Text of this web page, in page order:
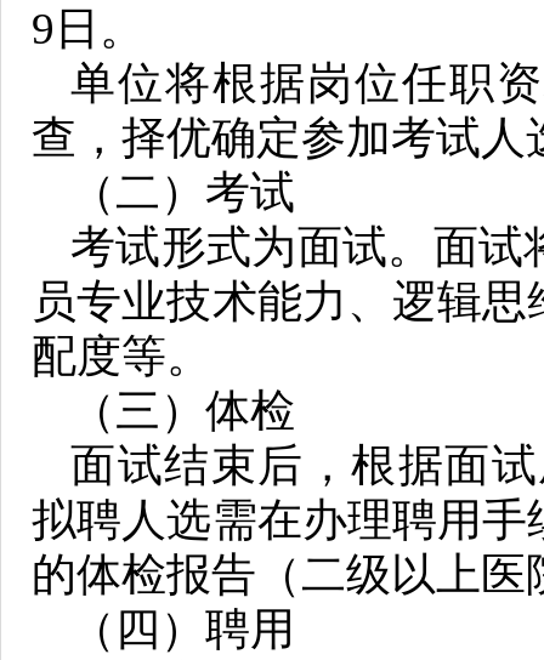
9日。
单位将根据岗位任职
查，择优确定参加考试人
（二）考试
考试形式为面试。面
员专业技术能力、逻辑
配度等。
（三）体检
面试结束后，根据面
拟聘人选需在办理聘用
的体检报告（二级以上
（四）聘用